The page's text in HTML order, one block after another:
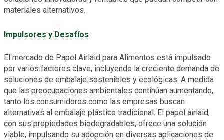
materiales alternativos.
Impulsores y Desafíos
El mercado de Papel Airlaid para Alimentos está impulsado
por varios factores clave, incluyendo la creciente demanda de
soluciones de embalaje sostenibles y ecológicas. A medida
que las preocupaciones ambientales continúan aumentando,
tanto los consumidores como las empresas buscan
alternativas al embalaje plástico tradicional. El papel airlaid,
con sus propiedades biodegradables, ofrece una solución
viable, impulsando su adopción en diversas aplicaciones de